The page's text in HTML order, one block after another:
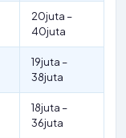
20juta –
40juta
19juta –
38juta
18juta –
36juta